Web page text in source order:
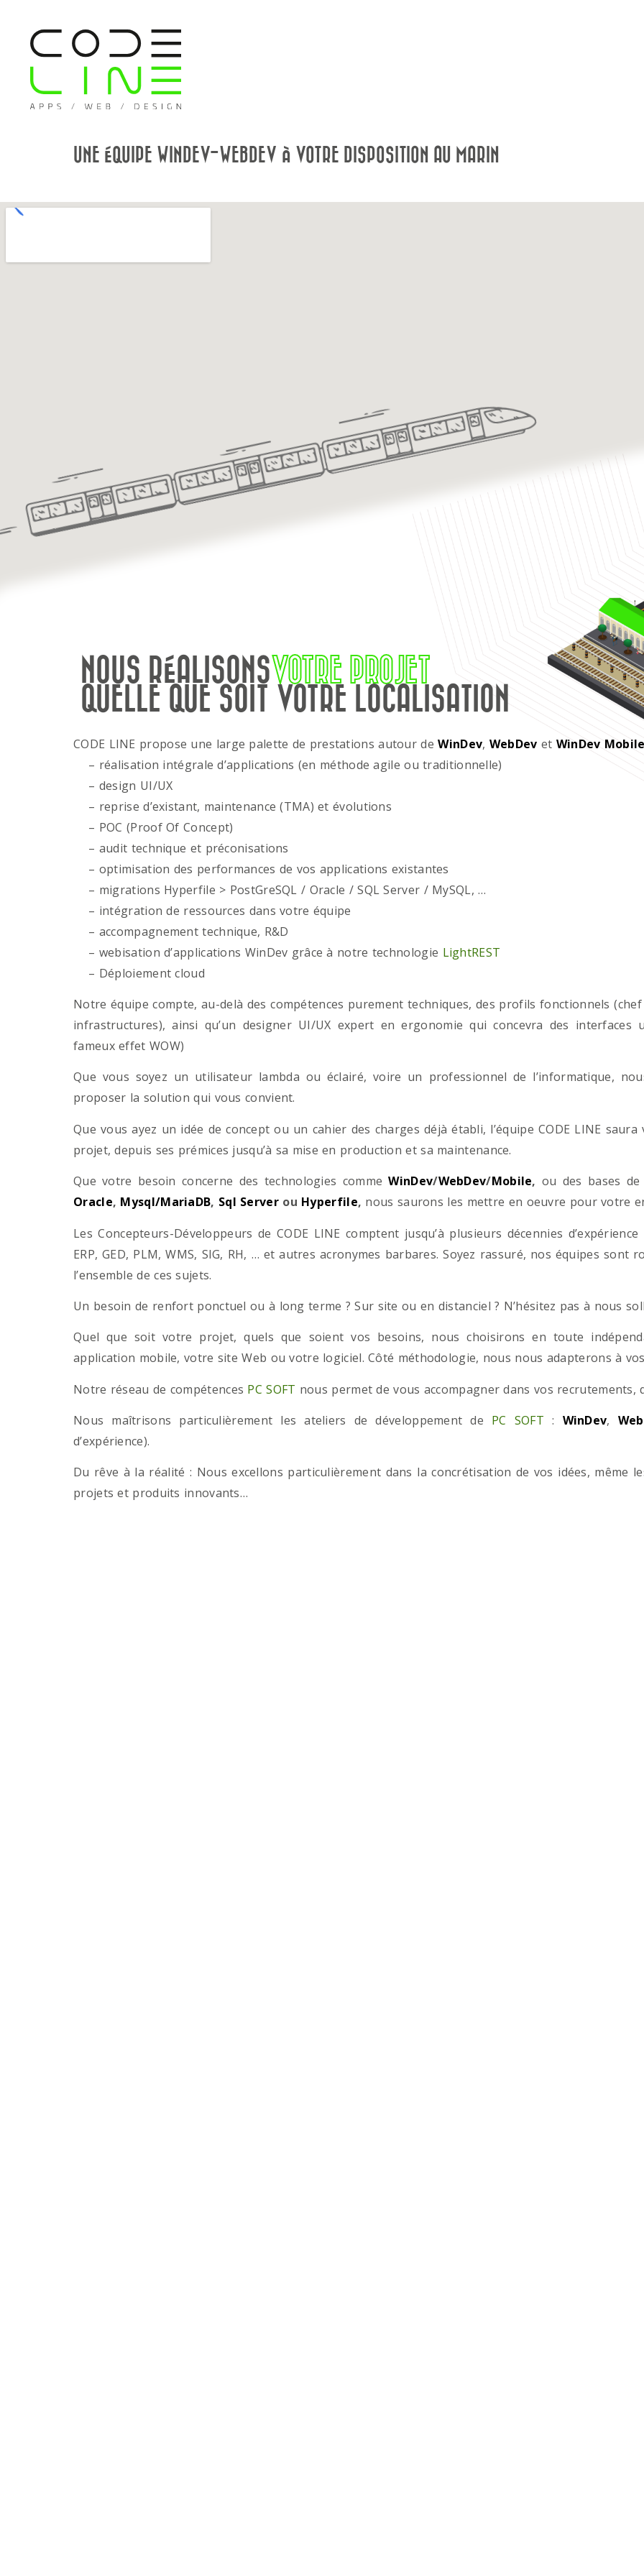
UNE ÉQUIPE WINDEV-WEBDEV À VOTRE DISPOSITION AU MARIN
NOUS RÉALISONSVOTRE PROJET
QUELLE QUE SOIT VOTRE LOCALISATION
CODE LINE propose une large palette de prestations autour deWinDev, WebDev et WinDev
– réalisation intégrale d’applications (en méthode agile ou traditionnelle)
– design UI/UX
– reprise d’existant, maintenance (TMA) et évolutions
– POC (Proof Of Concept)
– audit technique et préconisations
– optimisation des performances de vos applications existantes
– migrations Hyperfile > PostGreSQL / Oracle / SQL Server / MySQL, …
– intégration de ressources dans votre équipe
– accompagnement technique, R&D
– webisation d’applications WinDev grâce à notre technologie LightREST
– Déploiement cloud
Notre équipe compte, au-delà des compétences purement techniques, des profils fonctionnels
infrastructures), ainsi qu’un designer UI/UX expert en ergonomie qui concevra des
fameux effet WOW)
Que vous soyez un utilisateur lambda ou éclairé, voire un professionnel de l’informatique,
proposer la solution qui vous convient.
Que vous ayez un idée de concept ou un cahier des charges déjà établi, l’équipe CODE LINE
projet, depuis ses prémices jusqu’à sa mise en production et sa maintenance.
Que votre besoin concerne des technologies commeWinDev/WebDev/Mobile, ou des bases
Oracle, Mysql/MariaDB, Sql Serverou Hyperfile, nous saurons les mettre en oeuvre pour votre
Les Concepteurs-Développeurs de CODE LINE comptent jusqu’à plusieurs décennies
ERP, GED, PLM, WMS, SIG, RH, … et autres acronymes barbares. Soyez rassuré, nos équipes
l’ensemble de ces sujets.
Un besoin de renfort ponctuel ou à long terme ? Sur site ou en distanciel ? N’hésitez pas à nous
Quel que soit votre projet, quels que soient vos besoins, nous choisirons en toute
application mobile, votre site Web ou votre logiciel. Côté méthodologie, nous nous adapterons à
Notre réseau de compétences PC SOFT nous permet de vous accompagner dans vos
Nous maîtrisons particulièrement les ateliers de développement de PC SOFT : WinDev,
d’expérience).
Du rêve à la réalité : Nous excellons particulièrement dans la concrétisation de vos idées, même
projets et produits innovants…